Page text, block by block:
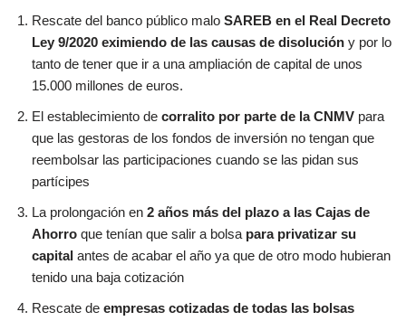
Rescate del banco público malo SAREB en el Real Decreto
Ley 9/2020 eximiendo de las causas de disolución y por lo
tanto de tener que ir a una ampliación de capital de unos
15.000 millones de euros.
El establecimiento de corralito por parte de la CNMV para
que las gestoras de los fondos de inversión no tengan que
reembolsar las participaciones cuando se las pidan sus
partícipes
La prolongación en 2 años más del plazo a las Cajas de
Ahorro que tenían que salir a bolsa para privatizar su
capital antes de acabar el año ya que de otro modo hubieran
tenido una baja cotización
Rescate de empresas cotizadas de todas las bolsas